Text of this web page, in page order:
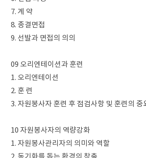
7. 계 약
8. 종결면접
9. 선발과 면접의 의의
09 오리엔테이션과 훈련
1. 오리엔테이션
2. 훈 련
3. 자원봉사자 훈련 후 점검사항 및 훈련의 중
10 자원봉사자의 역량강화
1. 자원봉사관리자의 의미와 역할